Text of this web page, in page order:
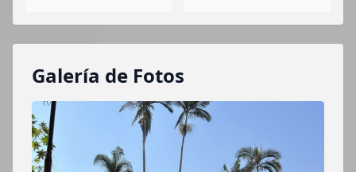
Galería de Fotos